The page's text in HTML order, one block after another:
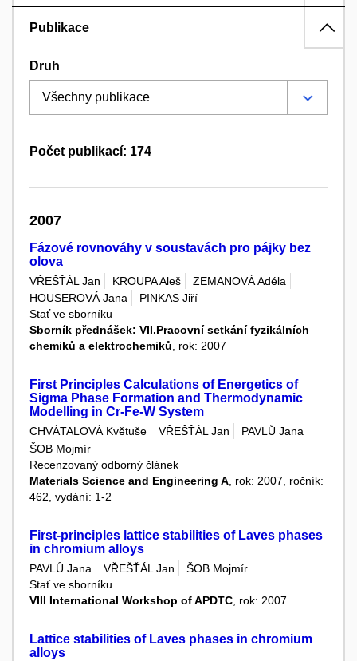
Publikace
Druh
Počet publikací: 174
2007
Fázové rovnováhy v soustavách pro pájky bez
olova
VŘEŠŤÁL Jan KROUPA Aleš
ZEMANOVÁ Adéla
HOUSEROVÁ Jana
PINKAS Jiří
Stať ve sborníku
Sborník přednášek: VII.Pracovní setkání fyzikálních
chemiků a elektrochemiků , rok: 2007
First Principles Calculations of Energetics of
Sigma Phase Formation and Thermodynamic
Modelling in Cr-Fe-W System
CHVÁTALOVÁ Květuše VŘEŠŤÁL Jan
PAVLŮ Jana
ŠOB Mojmír
Recenzovaný odborný článek
Materials Science and Engineering A , rok: 2007, ročník:
462, vydání: 1-2
First-principles lattice stabilities of Laves phases
in chromium alloys
PAVLŮ Jana VŘEŠŤÁL Jan
ŠOB Mojmír
Stať ve sborníku
VIII International Workshop of APDTC , rok: 2007
Lattice stabilities of Laves phases in chromium
alloys